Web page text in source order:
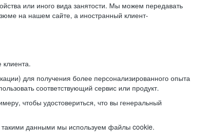
или иного вида занятости. Мы можем передавать
на нашем сайте, а иностранный клиент-
для получения более персонализированного опыта
соответствующий сервис или продукт.
чтобы удостовериться, что вы генеральный
данными мы используем файлы cookie.